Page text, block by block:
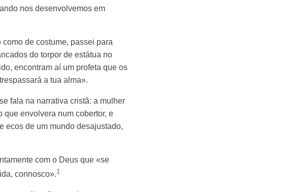
nos desenvolvemos em
de costume, passei para
do torpor de estátua no
encontram aí um profeta que os
a tua alma».
fala na narrativa cristã: a mulher
envolvera num cobertor, e
ecos de um mundo desajustado,
com o Deus que «se
connosco».1